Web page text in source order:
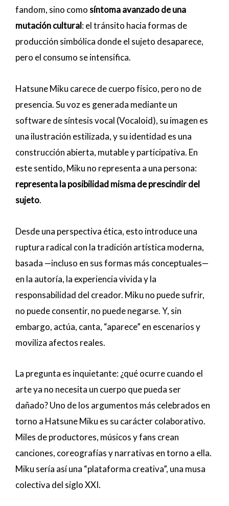
fandom, sino comosíntoma avanzado de una
mutación cultural: el tránsito hacia formas de
producción simbólica donde el sujeto desaparece,
pero el consumo se intensifica.
Hatsune Miku carece de cuerpo físico, pero no de
presencia. Su voz es generada mediante un
software de síntesis vocal (Vocaloid), su imagen es
una ilustración estilizada, y su identidad es una
construcción abierta, mutable y participativa. En
este sentido, Miku no representa a una persona:
representa la posibilidad misma de prescindir del
sujeto.
Desde una perspectiva ética, esto introduce una
ruptura radical con la tradición artística moderna,
basada —incluso en sus formas más conceptuales—
en la autoría, la experiencia vivida y la
responsabilidad del creador. Miku no puede sufrir,
no puede consentir, no puede negarse. Y, sin
embargo, actúa, canta, “aparece” en escenarios y
moviliza afectos reales.
La pregunta es inquietante: ¿qué ocurre cuando el
arte ya no necesita un cuerpo que pueda ser
dañado? Uno de los argumentos más celebrados en
torno a Hatsune Miku es su carácter colaborativo.
Miles de productores, músicos y fans crean
canciones, coreografías y narrativas en torno a ella.
Miku sería así una “plataforma creativa”, una musa
colectiva del siglo XXI.